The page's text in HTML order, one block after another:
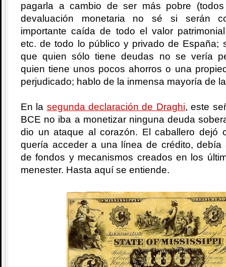
pagarla a cambio de ser más pobre
devaluación monetaria no sé si serán
importante caída de todo el valor
etc. de todo lo público y privado de España;
que quien sólo tiene deudas no se vería
quien tiene unos pocos ahorros o una
perjudicado; hablo de la inmensa mayoría de
En la segunda declaración de Draghi, este
BCE no iba a monetizar ninguna deuda
dio un ataque al corazón. El caballero dejó
quería acceder a una línea de crédito, debía
de fondos y mecanismos creados en los
menester. Hasta aquí se entiende.